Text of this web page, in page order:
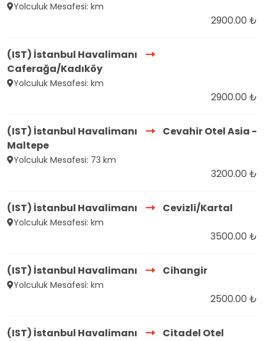
Yolculuk Mesafesi: km
2900.00 ₺
(IST) İstanbul Havalimanı
Caferağa/Kadıköy
Yolculuk Mesafesi: km
2900.00 ₺
(IST) İstanbul Havalimanı
Cevahir Otel Asia -
Maltepe
Yolculuk Mesafesi: 73 km
3200.00 ₺
(IST) İstanbul Havalimanı Cevizli/Kartal
Yolculuk Mesafesi: km
3500.00 ₺
(IST) İstanbul Havalimanı Cihangir
Yolculuk Mesafesi: km
2500.00 ₺
(IST) İstanbul Havalimanı Citadel Otel